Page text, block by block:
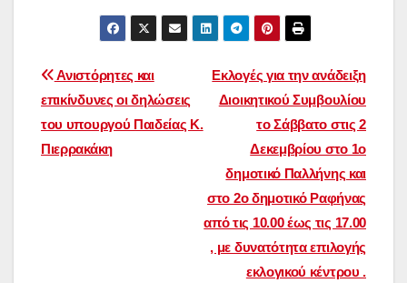
Πλοήγηση
άρθρων
Εκλογές για την ανάδειξη
Διοικητικού Συμβουλίου
το Σάββατο στις 2
Δεκεμβρίου στο 1ο
δημοτικό Παλλήνης και
στο 2ο δημοτικό Ραφήνας
από τις 10.00 έως τις 17.00
, με δυνατότητα επιλογής
εκλογικού κέντρου .
Ανιστόρητες και
επικίνδυνες οι δηλώσεις
του υπουργού Παιδείας Κ.
Πιερρακάκη